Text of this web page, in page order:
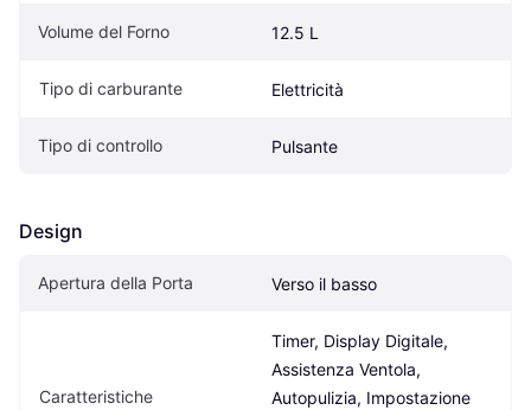
Volume del Forno 12.5 L
Tipo di carburante Elettricità
Tipo di controllo Pulsante
Design
Apertura della Porta Verso il basso
Caratteristiche
Timer, Display Digitale,
Assistenza Ventola,
Autopulizia, Impostazione